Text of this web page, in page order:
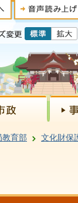
教育部 文化財保